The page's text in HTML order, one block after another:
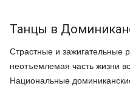
Танцы в
Страстные и зажигательные
неотъемлемая часть жизни
Национальные